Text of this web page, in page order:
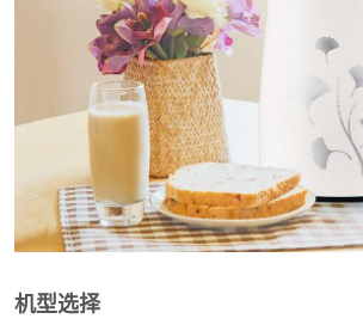
机型选择